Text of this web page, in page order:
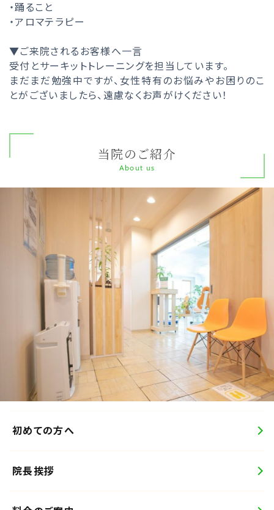
・踊ること
・アロマテラピー
▼ご来院されるお客様へ一言
受付とサーキットトレーニングを担当しています。
まだまだ勉強中ですが、女性特有のお悩みやお困りのこ
とがございましたら、遠慮なくお声がけください！
当院のご紹介
About us
初めての方へ
院長挨拶